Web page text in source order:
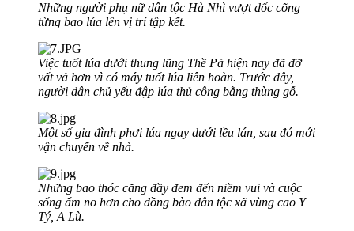
Những người phụ nữ dân tộc Hà Nhì vượt dốc cõng
từng bao lúa lên vị trí tập kết.
Việc tuốt lúa dưới thung lũng Thề Pả hiện nay đã đỡ
vất vả hơn vì có máy tuốt lúa liên hoàn. Trước đây,
người dân chủ yếu đập lúa thủ công bằng thùng gỗ.
Một số gia đình phơi lúa ngay dưới lều lán, sau đó mới
vận chuyển về nhà.
Những bao thóc căng đầy đem đến niềm vui và cuộc
sống ấm no hơn cho đồng bào dân tộc xã vùng cao Y
Tý, A Lù.